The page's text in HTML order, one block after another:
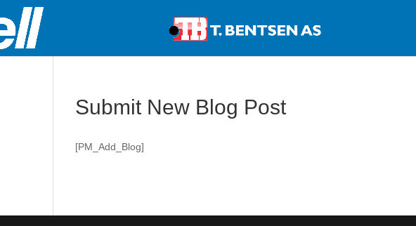
Submit New Blog Post
[PM_Add_Blog]